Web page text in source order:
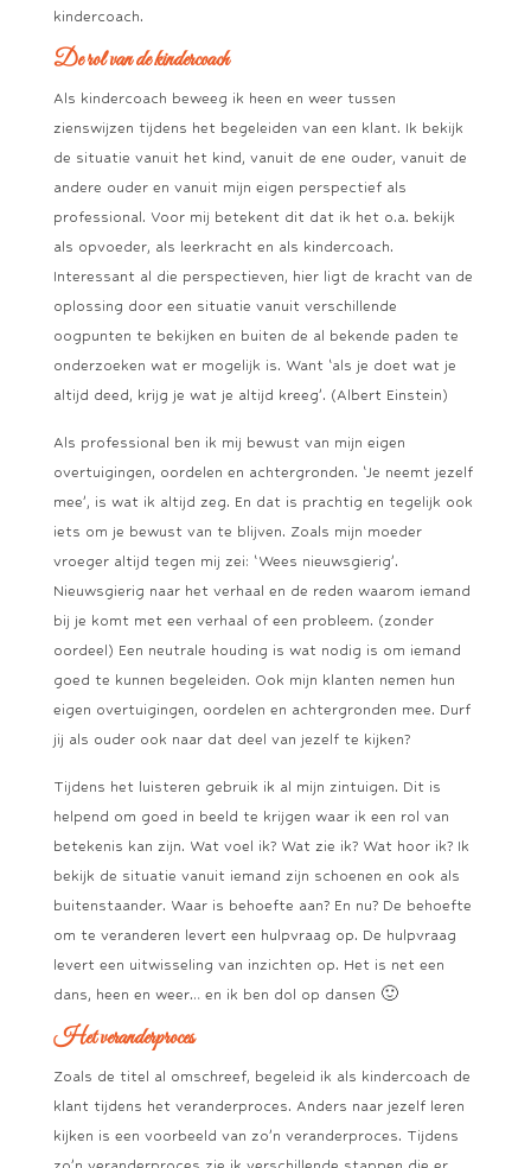
kindercoach.
De rol van de kindercoach
Als kindercoach beweeg ik heen en weer tussen
zienswijzen tijdens het begeleiden van een klant. Ik bekijk
de situatie vanuit het kind, vanuit de ene ouder, vanuit de
andere ouder en vanuit mijn eigen perspectief als
professional. Voor mij betekent dit dat ik het o.a. bekijk
als opvoeder, als leerkracht en als kindercoach.
Interessant al die perspectieven, hier ligt de kracht van de
oplossing door een situatie vanuit verschillende
oogpunten te bekijken en buiten de al bekende paden te
onderzoeken wat er mogelijk is. Want ‘als je doet wat je
altijd deed, krijg je wat je altijd kreeg’. (Albert Einstein)
Als professional ben ik mij bewust van mijn eigen
overtuigingen, oordelen en achtergronden. ‘Je neemt jezelf
mee’, is wat ik altijd zeg. En dat is prachtig en tegelijk ook
iets om je bewust van te blijven. Zoals mijn moeder
vroeger altijd tegen mij zei: ‘Wees nieuwsgierig’.
Nieuwsgierig naar het verhaal en de reden waarom iemand
bij je komt met een verhaal of een probleem. (zonder
oordeel) Een neutrale houding is wat nodig is om iemand
goed te kunnen begeleiden. Ook mijn klanten nemen hun
eigen overtuigingen, oordelen en achtergronden mee. Durf
jij als ouder ook naar dat deel van jezelf te kijken?
Tijdens het luisteren gebruik ik al mijn zintuigen. Dit is
helpend om goed in beeld te krijgen waar ik een rol van
betekenis kan zijn. Wat voel ik? Wat zie ik? Wat hoor ik? Ik
bekijk de situatie vanuit iemand zijn schoenen en ook als
buitenstaander. Waar is behoefte aan? En nu? De behoefte
om te veranderen levert een hulpvraag op. De hulpvraag
levert een uitwisseling van inzichten op. Het is net een
dans, heen en weer… en ik ben dol op dansen 🙂
Het veranderproces
Zoals de titel al omschreef, begeleid ik als kindercoach de
klant tijdens het veranderproces. Anders naar jezelf leren
kijken is een voorbeeld van zo’n veranderproces. Tijdens